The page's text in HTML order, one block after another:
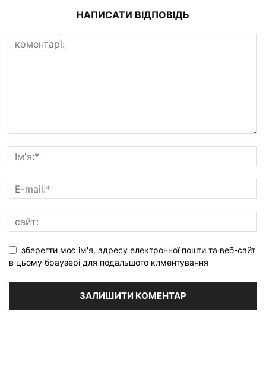
НАПИСАТИ ВІДПОВІДЬ
зберегти моє ім'я, адресу електронної пошти та веб-сайт
в цьому браузері для подальшого клментування